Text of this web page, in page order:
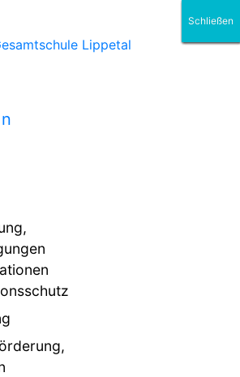
Schließen
Schließen
Schließen
Schließen
Schließen
Schließen